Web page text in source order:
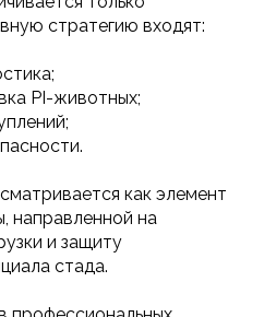
стратегию входят:
PI-животных;
как элемент
направленной на
и защиту
стада.